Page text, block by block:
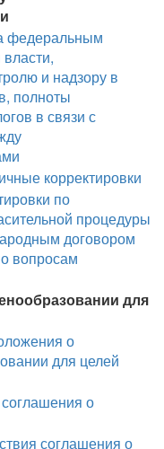
федеральным
и надзору в
полноты
в связи с
корректировки
по
процедуры
договором
вопросам
для
о
для целей
о
соглашения о